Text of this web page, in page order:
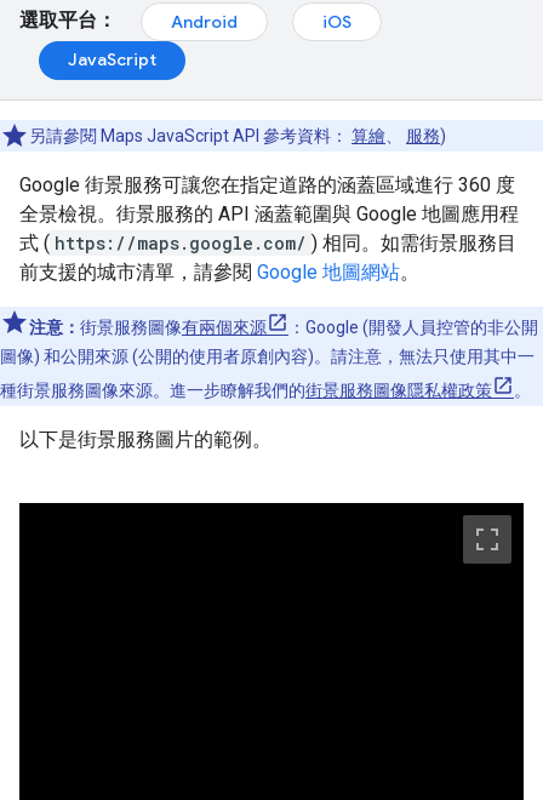
選取平台： Android
iOS
JavaScript
另請參閱 Maps JavaScript API 參考資料： 算繪 服務)
Google 街景服務可讓您在指定道路的涵蓋區域進行 360 度
全景檢視。街景服務的 API 涵蓋範圍與 Google 地圖應用程
式 ( https://maps.google.com/ ) 相同。如需街景服務目
前支援的城市清單，請參閱 Google 地圖網站。
注意： 街景服務圖像有兩個來源
：Google (開發人員控管的非公開
圖像) 和公開來源 (公開的使用者原創內容)。請注意，無法只使用其中一
種街景服務圖像來源。進一步瞭解我們的街景服務圖像隱私權政策 。
以下是街景服務圖片的範例。